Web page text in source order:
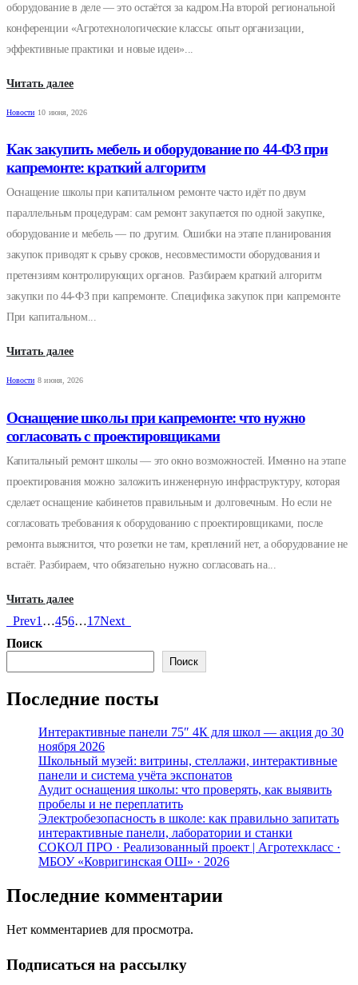
оборудование в деле — это остаётся за кадром.На второй региональной
конференции «Агротехнологические классы: опыт организации,
эффективные практики и новые идеи»...
Читать далее
Новости 10 июня, 2026
Как закупить мебель и оборудование по 44-ФЗ при
капремонте: краткий алгоритм
Оснащение школы при капитальном ремонте часто идёт по двум
параллельным процедурам: сам ремонт закупается по одной закупке,
оборудование и мебель — по другим. Ошибки на этапе планирования
закупок приводят к срыву сроков, несовместимости оборудования и
претензиям контролирующих органов. Разбираем краткий алгоритм
закупки по 44-ФЗ при капремонте. Специфика закупок при капремонте
При капитальном...
Читать далее
Новости 8 июня, 2026
Оснащение школы при капремонте: что нужно
согласовать с проектировщиками
Капитальный ремонт школы — это окно возможностей. Именно на этапе
проектирования можно заложить инженерную инфраструктуру, которая
сделает оснащение кабинетов правильным и долговечным. Но если не
согласовать требования к оборудованию с проектировщиками, после
ремонта выяснится, что розетки не там, креплений нет, а оборудование не
встаёт. Разбираем, что обязательно нужно согласовать на...
Читать далее
Prev1 …456…17Next
Поиск
Поиск
Последние посты
Интерактивные панели 75″ 4К для школ — акция до 30
ноября 2026
Школьный музей: витрины, стеллажи, интерактивные
панели и система учёта экспонатов
Аудит оснащения школы: что проверять, как выявить
пробелы и не переплатить
Электробезопасность в школе: как правильно запитать
интерактивные панели, лаборатории и станки
СОКОЛ ПРО · Реализованный проект | Агротехкласс ·
МБОУ «Ковригинская ОШ» · 2026
Последние комментарии
Нет комментариев для просмотра.
Подписаться на рассылку